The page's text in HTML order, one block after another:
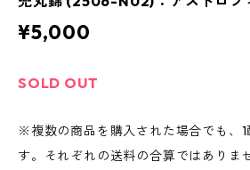
¥5,000
SOLD OUT
※複数の商品を購入された場合でも、
す。それぞれの送料の合算ではありま